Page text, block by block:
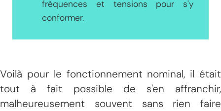
fréquences et tensions pour s'y
conformer.
Voilà pour le fonctionnement nominal, il était
tout à fait possible de s'en affranchir,
malheureusement souvent sans rien faire